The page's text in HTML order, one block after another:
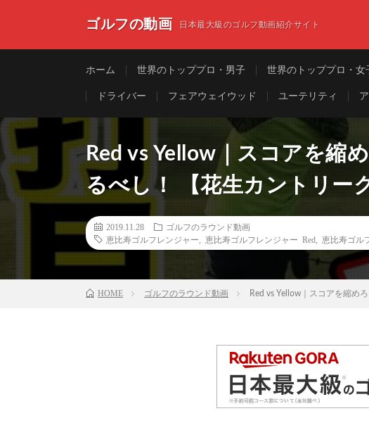
ゴルフの動画 日本最大級のゴルフ動画紹介サイト
ホーム 世界のトッププロ・男子 世界のトッププロ・女
ドライバー フェアウェイウッド ユーテリティ
Red vs Yellow｜スコアを縮
るべし！ 【花生カントリー
2019.11.28
ゴルフのラウンド動画
恵比寿ゴルフレンジャー
恵比寿ゴルフレンジャー Red 恵比寿ゴル
HOME ゴルフのラウンド動画 Red vs Yellow｜スコアを縮め